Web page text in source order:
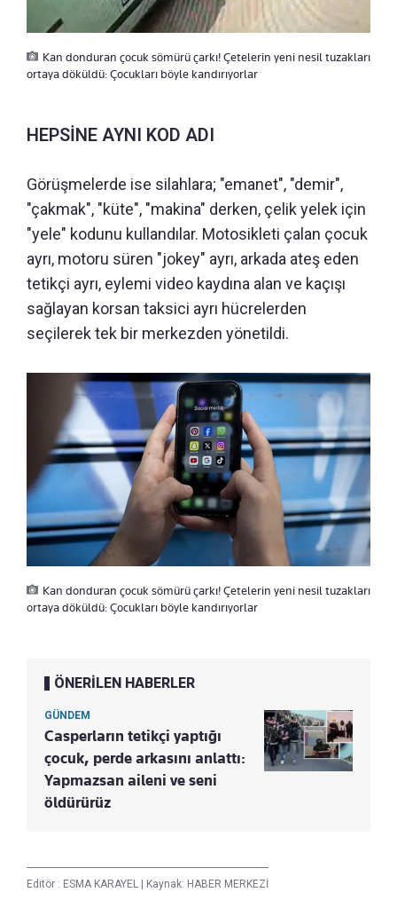
Kan donduran çocuk sömürü çarkı! Çetelerin yeni nesil tuzakları
ortaya döküldü: Çocukları böyle kandırıyorlar
HEPSİNE AYNI KOD ADI
Görüşmelerde ise silahlara; "emanet", "demir",
"çakmak", "küte", "makina" derken, çelik yelek için
"yele" kodunu kullandılar. Motosikleti çalan çocuk
ayrı, motoru süren "jokey" ayrı, arkada ateş eden
tetikçi ayrı, eylemi video kaydına alan ve kaçışı
sağlayan korsan taksici ayrı hücrelerden
seçilerek tek bir merkezden yönetildi.
Kan donduran çocuk sömürü çarkı! Çetelerin yeni nesil tuzakları
ortaya döküldü: Çocukları böyle kandırıyorlar
ÖNERİLEN HABERLER
GÜNDEM
Casperların tetikçi yaptığı
çocuk, perde arkasını anlattı:
Yapmazsan aileni ve seni
öldürürüz
Editör : ESMA KARAYEL Kaynak: HABER MERKEZİ